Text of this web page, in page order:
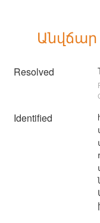
Resolved
Identified